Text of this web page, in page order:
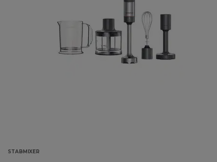
STABMIXER